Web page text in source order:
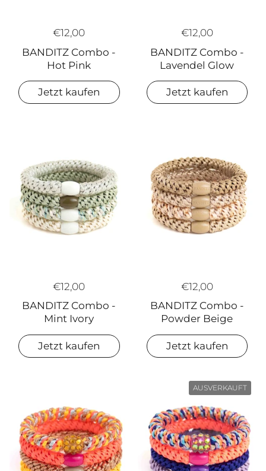
€12,00
BANDITZ Combo -
Hot Pink
Jetzt kaufen
€12,00
BANDITZ Combo -
Lavendel Glow
Jetzt kaufen
€12,00
BANDITZ Combo -
Mint Ivory
Jetzt kaufen
€12,00
BANDITZ Combo -
Powder Beige
Jetzt kaufen
AUSVERKAUFT